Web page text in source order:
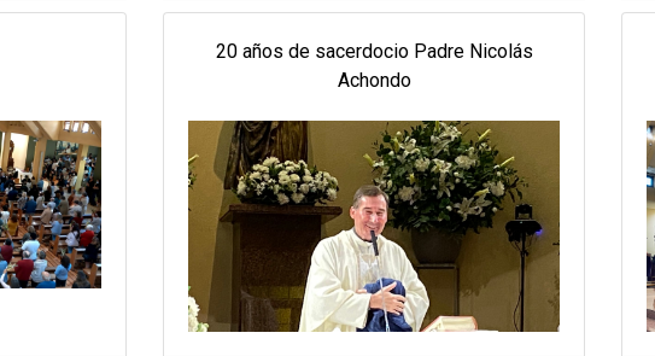
20 años de sacerdocio Padre Nicolás
Achondo